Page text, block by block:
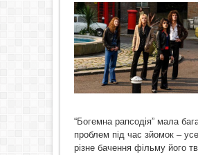
“Богемна рапсодія” мала
проблем під час зйомок –
різне бачення фільму його